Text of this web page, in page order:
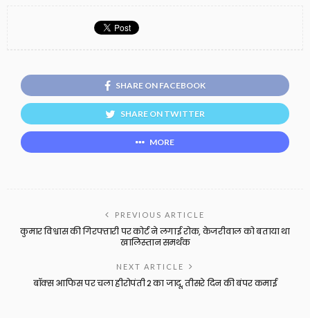
SHARE ON FACEBOOK
SHARE ON TWITTER
MORE
PREVIOUS ARTICLE
कुमार विश्वास की गिरफ्तारी पर कोर्ट ने लगाई रोक, केजरीवाल को बताया था
खालिस्तान समर्थक
NEXT ARTICLE
बॉक्स आफिस पर चला हीरोपंती 2 का जादू, तीसरे दिन की बंपर कमाई